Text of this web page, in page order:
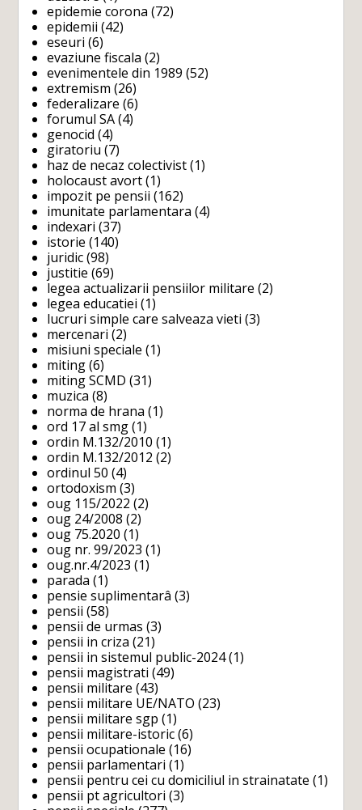
epidemie corona (72)
epidemii (42)
eseuri (6)
evaziune fiscala (2)
evenimentele din 1989 (52)
extremism (26)
federalizare (6)
forumul SA (4)
genocid (4)
giratoriu (7)
haz de necaz colectivist (1)
holocaust avort (1)
impozit pe pensii (162)
imunitate parlamentara (4)
indexari (37)
istorie (140)
juridic (98)
justitie (69)
legea actualizarii pensiilor militare (2)
legea educatiei (1)
lucruri simple care salveaza vieti (3)
mercenari (2)
misiuni speciale (1)
miting (6)
miting SCMD (31)
muzica (8)
norma de hrana (1)
ord 17 al smg (1)
ordin M.132/2010 (1)
ordin M.132/2012 (2)
ordinul 50 (4)
ortodoxism (3)
oug 115/2022 (2)
oug 24/2008 (2)
oug 75.2020 (1)
oug nr. 99/2023 (1)
oug.nr.4/2023 (1)
parada (1)
pensie suplimentarâ (3)
pensii (58)
pensii de urmas (3)
pensii in criza (21)
pensii in sistemul public-2024(1)
pensii magistrati (49)
pensii militare (43)
pensii militare UE/NATO (23)
pensii militare sgp (1)
pensii militare-istoric (6)
pensii ocupationale (16)
pensii parlamentari (1)
pensii pentru cei cu domiciliul in strainatate (1)
pensii pt agricultori (3)